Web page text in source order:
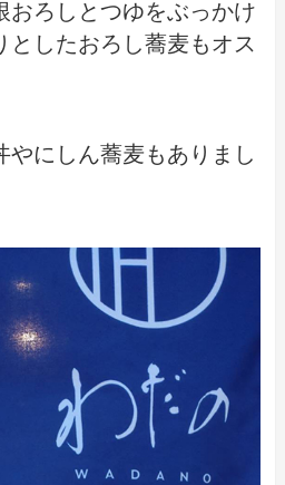
おろしとつゆをぶっかけ
としたおろし蕎麦もオス
やにしん蕎麦もありまし